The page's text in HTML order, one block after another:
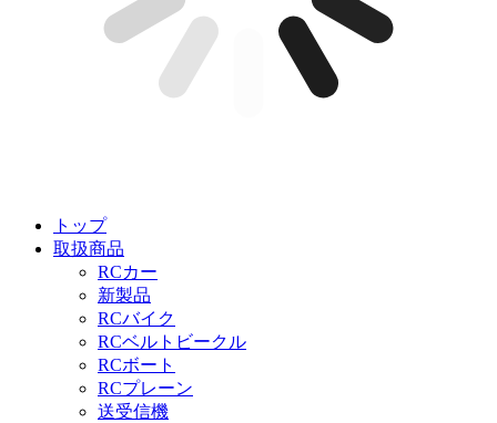
トップ
取扱商品
RCカー
新製品
RCバイク
RCベルトビークル
RCボート
RCプレーン
送受信機